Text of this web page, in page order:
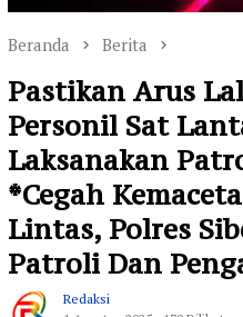
Beranda Berita
Pastikan Arus
Personil Sat
Laksanakan
*Cegah
Lintas, Polres
Patroli Dan
Redaksi